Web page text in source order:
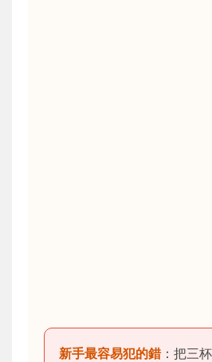
新手最容易犯的錯：把三